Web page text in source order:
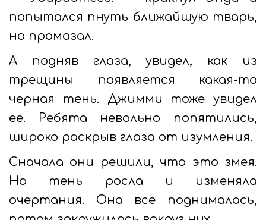
попытался пнуть ближайшую тварь,
но промазал.
А подняв глаза, увидел, как из
трещины появляется какая-то
черная тень. Джимми тоже увидел
ее. Ребята невольно попятились,
широко раскрыв глаза от изумления.
Сначала они решили, что это змея.
Но тень росла и изменяла
очертания. Она все поднималась,